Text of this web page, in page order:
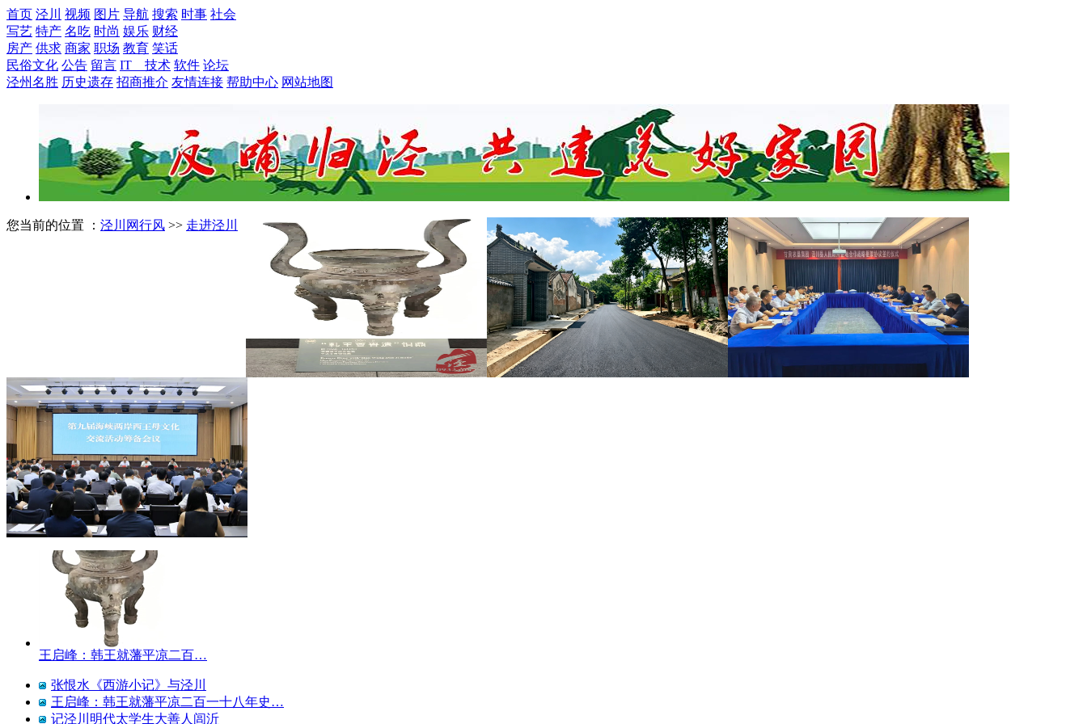
首页 泾川 视频 图片 导航 搜索 时事 社会
写艺 特产 名吃 时尚 娱乐 财经
房产 供求 商家 职场 教育 笑话
民俗文化 公告 留言 IT 技术 软件 论坛
泾州名胜 历史遗存 招商推介 友情连接 帮助中心 网站地图
您当前的位置 ： 泾川网行风 >> 走进泾川
王启峰：韩王就藩平凉二百…
张恨水《西游小记》与泾川
王启峰：韩王就藩平凉二百一十八年史…
记泾川明代太学生大善人闾沂